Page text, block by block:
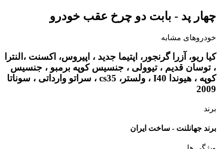
چهار پد - بابت دو چرخ عقب خودرو
خودروهای مشابه
کیا ریو، آزرا گرنجور، اپتیما جدید ، اپیروس، اکسنت ،النترا
، توسان قدیم ، تیوولی ، جنسیس کوپه برمبو ، جنسیس
کوپه ، هیوندا I40 ، ولستر، cs35 ، سراتو وارداتی ، سوناتا
2009
برند
برند جهانلنت - ساخت ایران